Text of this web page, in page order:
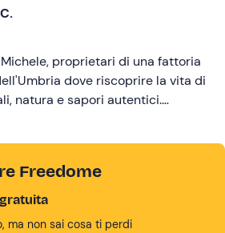
proprietari di una fattoria
dove riscoprire la vita di
natura e sapori autentici.
conoscere la biodiversità!
Freedome
ma non sai cosa ti perdi